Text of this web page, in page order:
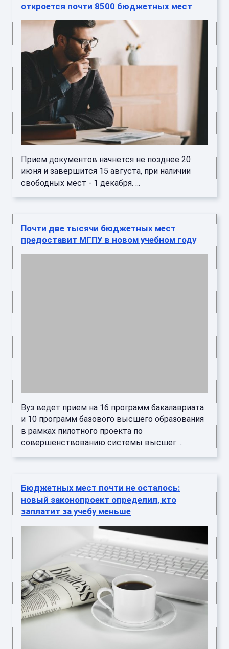
откроется почти 8500 бюджетных мест
Прием документов начнется не позднее 20
июня и завершится 15 августа, при наличии
свободных мест - 1 декабря. ...
Почти две тысячи бюджетных мест
предоставит МГПУ в новом учебном году
Вуз ведет прием на 16 программ бакалавриата
и 10 программ базового высшего образования
в рамках пилотного проекта по
совершенствованию системы высшег ...
Бюджетных мест почти не осталось:
новый законопроект определил, кто
заплатит за учебу меньше